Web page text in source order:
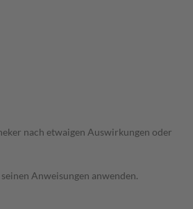
nach etwaigen Auswirkungen oder
Anweisungen anwenden.